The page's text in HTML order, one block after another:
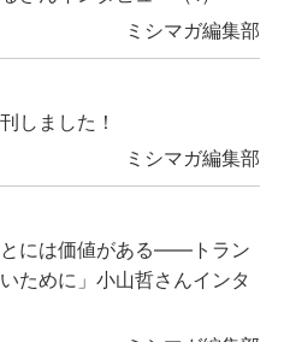
ミシマガ編集部
しました！
ミシマガ編集部
には価値がある――トラン
ために」小山哲さんインタ